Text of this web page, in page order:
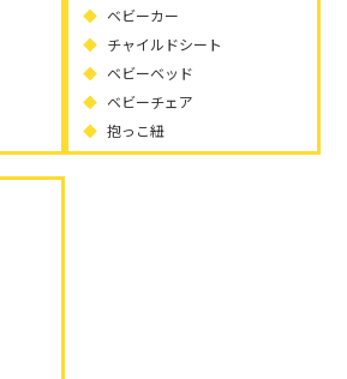
ベビーカー
チャイルドシート
ベビーベッド
ベビーチェア
抱っこ紐